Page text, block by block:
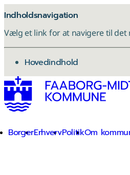
Indholdsnavigation
Vælg et link for at navigere til det
gå til
Hovedindhold
BorgerErhvervPolitikOm